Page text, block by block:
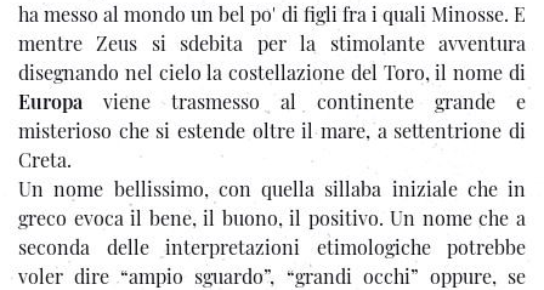
ha messo al mondo un bel po' di figli fra i quali Minosse. E
mentre Zeus si sdebita per la stimolante avventura
disegnando nel cielo la costellazione del Toro, il nome di
Europa viene trasmesso al continente grande e
misterioso che si estende oltre il mare, a settentrione di
Creta.
Un nome bellissimo, con quella sillaba iniziale che in
greco evoca il bene, il buono, il positivo. Un nome che a
seconda delle interpretazioni etimologiche potrebbe
voler dire “ampio sguardo”, “grandi occhi” oppure, se